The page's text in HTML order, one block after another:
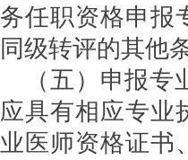
务任职资格申报
同级转评的其他
（五）申报
应具有相应专业
业医师资格证书